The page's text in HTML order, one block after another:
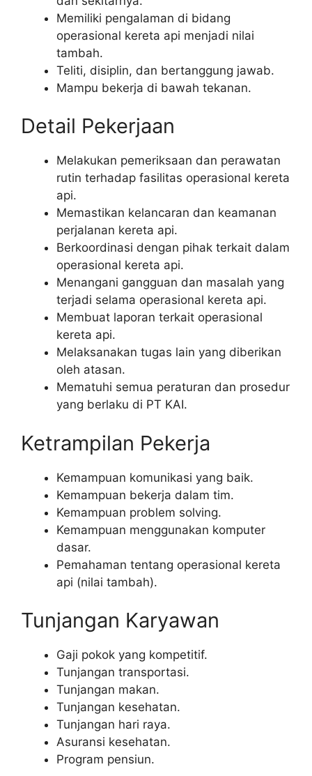
Memiliki pengalaman di bidang
operasional kereta api menjadi nilai
tambah.
Teliti, disiplin, dan bertanggung jawab.
Mampu bekerja di bawah tekanan.
Detail Pekerjaan
Melakukan pemeriksaan dan perawatan
rutin terhadap fasilitas operasional kereta
api.
Memastikan kelancaran dan keamanan
perjalanan kereta api.
Berkoordinasi dengan pihak terkait dalam
operasional kereta api.
Menangani gangguan dan masalah yang
terjadi selama operasional kereta api.
Membuat laporan terkait operasional
kereta api.
Melaksanakan tugas lain yang diberikan
oleh atasan.
Mematuhi semua peraturan dan prosedur
yang berlaku di PT KAI.
Ketrampilan Pekerja
Kemampuan komunikasi yang baik.
Kemampuan bekerja dalam tim.
Kemampuan problem solving.
Kemampuan menggunakan komputer
dasar.
Pemahaman tentang operasional kereta
api (nilai tambah).
Tunjangan Karyawan
Gaji pokok yang kompetitif.
Tunjangan transportasi.
Tunjangan makan.
Tunjangan kesehatan.
Tunjangan hari raya.
Asuransi kesehatan.
Program pensiun.